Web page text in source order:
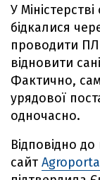
У
бідкалися
проводити
відновити
Фактично,
урядової
одночасно.
Відповідно
сайт